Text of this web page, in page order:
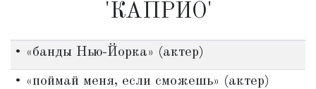
'КАПРИО'
• «банды Нью-Йорка» (актер)
• «поймай меня, если сможешь» (актер)